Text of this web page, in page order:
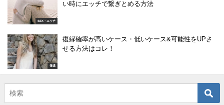
SEX・エッチ
い時にエッチで繋ぎとめる方法
復縁
復縁確率が高いケース・低いケース&可能性をUPさ
せる方法はコレ！